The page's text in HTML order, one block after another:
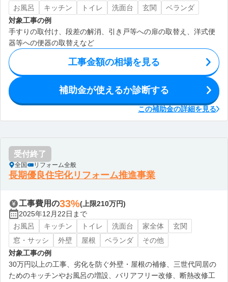
お風呂 キッチン トイレ 洗面台 玄関
ベランダ
対象工事の例
手すりの取付け、段差の解消、引き戸等への扉の取替え、洋式便
器等への便器の取替えなど
工事金額の相場を見る
補助金が使えるか診断する
この補助金の詳細を見る
受付終了
全国 リフォーム全般
長期優良住宅化リフォーム推進事業
工事費用の33%(上限210万円)
2025年12月22日まで
お風呂
キッチン トイレ 洗面台 家全体
玄関
窓・サッシ
外壁 屋根 ベランダ
その他
対象工事の例
30万円以上の工事、劣化を防ぐ外壁・屋根の補修、三世代同居の
ためのキッチンやお風呂の増設、バリアフリー改修、断熱改修工